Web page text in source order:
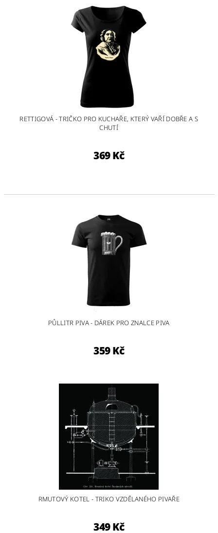
RETTIGOVÁ - TRIČKO PRO KUCHAŘE, KTERÝ VAŘÍ DOBŘE A S
CHUTÍ
369 Kč
PŮLLITR PIVA - DÁREK PRO ZNALCE PIVA
359 Kč
RMUTOVÝ KOTEL - TRIKO VZDĚLANÉHO PIVAŘE
349 Kč